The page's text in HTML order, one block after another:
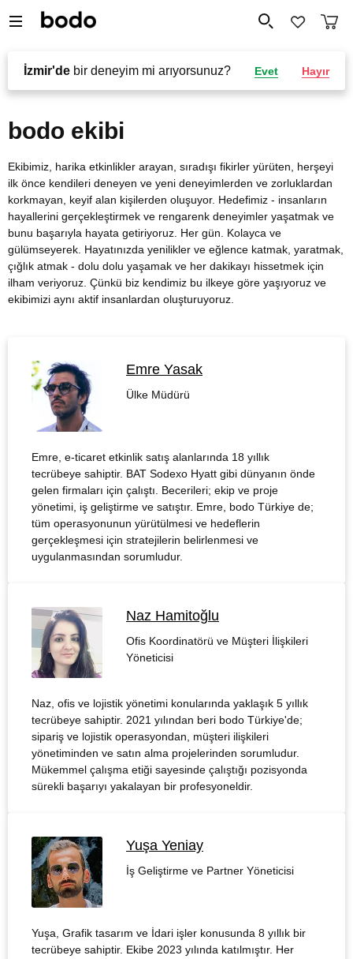
İzmir'de bir deneyim mi arıyorsunuz? Evet Hayır
bodo ekibi
Ekibimiz, harika etkinlikler arayan, sıradışı fikirler yürüten, herşeyi
ilk önce kendileri deneyen ve yeni deneyimlerden ve zorluklardan
korkmayan, keyif alan kişilerden oluşuyor. Hedefimiz - insanların
hayallerini gerçekleştirmek ve rengarenk deneyimler yaşatmak ve
bunu başarıyla hayata getiriyoruz. Her gün. Kolayca ve
gülümseyerek. Hayatınızda yenilikler ve eğlence katmak, yaratmak,
çığlık atmak - dolu dolu yaşamak ve her dakikayı hissetmek için
ilham veriyoruz. Çünkü biz kendimiz bu ilkeye göre yaşıyoruz ve
ekibimizi aynı aktif insanlardan oluşturuyoruz.
Emre Yasak
Ülke Müdürü
Emre, e-ticaret etkinlik satış alanlarında 18 yıllık
tecrübeye sahiptir. BAT Sodexo Hyatt gibi dünyanın önde
gelen firmaları için çalıştı. Becerileri; ekip ve proje
yönetimi, iş geliştirme ve satıştır. Emre, bodo Türkiye de;
tüm operasyonunun yürütülmesi ve hedeflerin
gerçekleşmesi için stratejilerin belirlenmesi ve
uygulanmasından sorumludur.
Naz Hamitoğlu
Ofis Koordinatörü ve Müşteri İlişkileri
Yöneticisi
Naz, ofis ve lojistik yönetimi konularında yaklaşık 5 yıllık
tecrübeye sahiptir. 2021 yılından beri bodo Türkiye'de;
sipariş ve lojistik operasyondan, müşteri ilişkileri
yönetiminden ve satın alma projelerinden sorumludur.
Mükemmel çalışma etiği sayesinde çalıştığı pozisyonda
sürekli başarıyı yakalayan bir profesyoneldir.
Yuşa Yeniay
İş Geliştirme ve Partner Yöneticisi
Yuşa, Grafik tasarım ve İdari işler konusunda 8 yıllık bir
tecrübeye sahiptir. Ekibe 2023 yılında katılmıştır. Her